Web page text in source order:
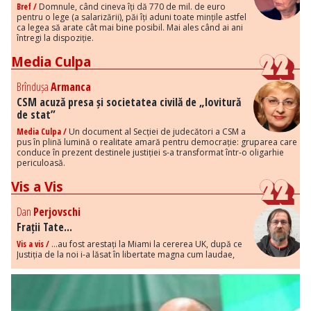
Bref / Domnule, când cineva îți dă 770 de mil. de euro
pentru o lege (a salarizării), păi îți aduni toate mințile astfel
ca legea să arate cât mai bine posibil. Mai ales când ai ani
întregi la dispoziție.
Media Culpa
BrîndușaArmanca
CSM acuză presa și societatea civilă de „lovitură
de stat”
Media Culpa / Un document al Secției de judecători a CSM a
pus în plină lumină o realitate amară pentru democrație: gruparea care
conduce în prezent destinele justiției s-a transformat într-o oligarhie
periculoasă.
Vis a Vis
Dan Perjovschi
Frații Tate...
Vis a vis / ...au fost arestați la Miami la cererea UK, după ce
Justiția de la noi i-a lăsat în libertate magna cum laudae,